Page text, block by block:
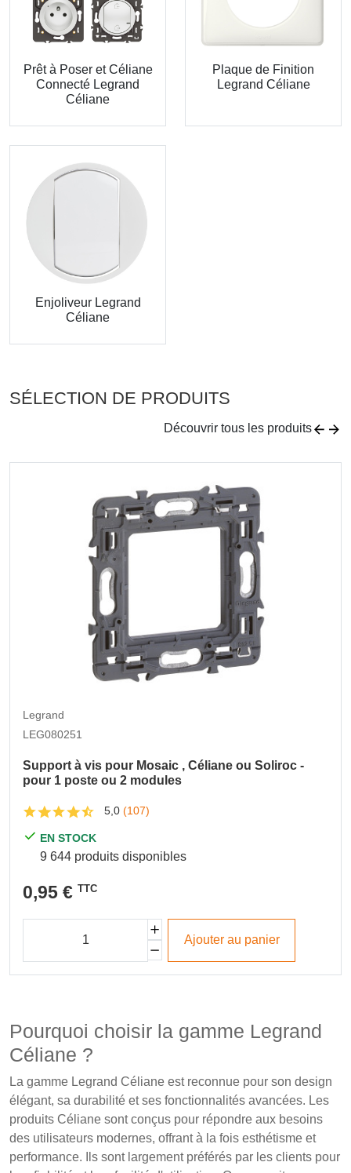
Prêt à Poser et Céliane
Connecté Legrand
Céliane
Plaque de Finition
Legrand Céliane
Enjoliveur Legrand
Céliane
SÉLECTION DE PRODUITS
Découvrir tous les produits
Legrand
LEG080251
Support à vis pour Mosaic , Céliane ou Soliroc -
pour 1 poste ou 2 modules
5,0 (107)
EN STOCK
9 644 produits disponibles
0,95 € TTC
Ajouter au panier
Pourquoi choisir la gamme Legrand
Céliane ?
La gamme Legrand Céliane est reconnue pour son design
élégant, sa durabilité et ses fonctionnalités avancées. Les
produits Céliane sont conçus pour répondre aux besoins
des utilisateurs modernes, offrant à la fois esthétisme et
performance. Ils sont largement préférés par les clients pour